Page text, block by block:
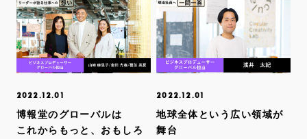
2022.12.01
博報堂のグローバルは
これからもっと、おもしろ
2022.12.01
地球全体という広い領域が
舞台